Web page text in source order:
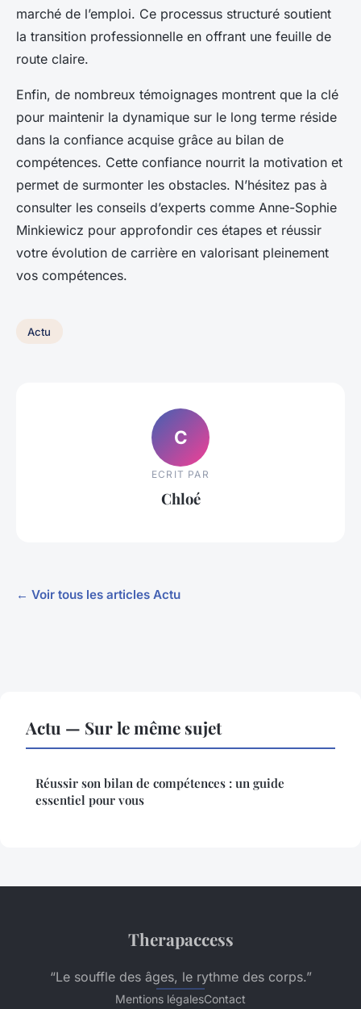
marché de l’emploi. Ce processus structuré soutient
la transition professionnelle en offrant une feuille de
route claire.
Enfin, de nombreux témoignages montrent que la clé
pour maintenir la dynamique sur le long terme réside
dans la confiance acquise grâce au bilan de
compétences. Cette confiance nourrit la motivation et
permet de surmonter les obstacles. N’hésitez pas à
consulter les conseils d’experts comme Anne-Sophie
Minkiewicz pour approfondir ces étapes et réussir
votre évolution de carrière en valorisant pleinement
vos compétences.
Actu
C
ECRIT PAR
Chloé
← Voir tous les articles Actu
Actu — Sur le même sujet
Réussir son bilan de compétences : un guide
essentiel pour vous
Therapaccess
“Le souffle des âges, le rythme des corps.”
Mentions légalesContact